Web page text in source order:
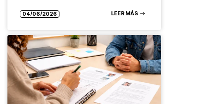
04/06/2026 LEER MÁS